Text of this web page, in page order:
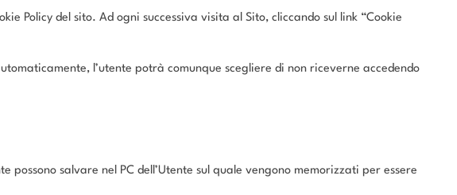
Policy del sito. Ad ogni successiva visita al Sito, cliccando sul link “Cookie
l’utente potrà comunque scegliere di non riceverne accedendo
salvare nel PC dell’Utente sul quale vengono memorizzati per essere